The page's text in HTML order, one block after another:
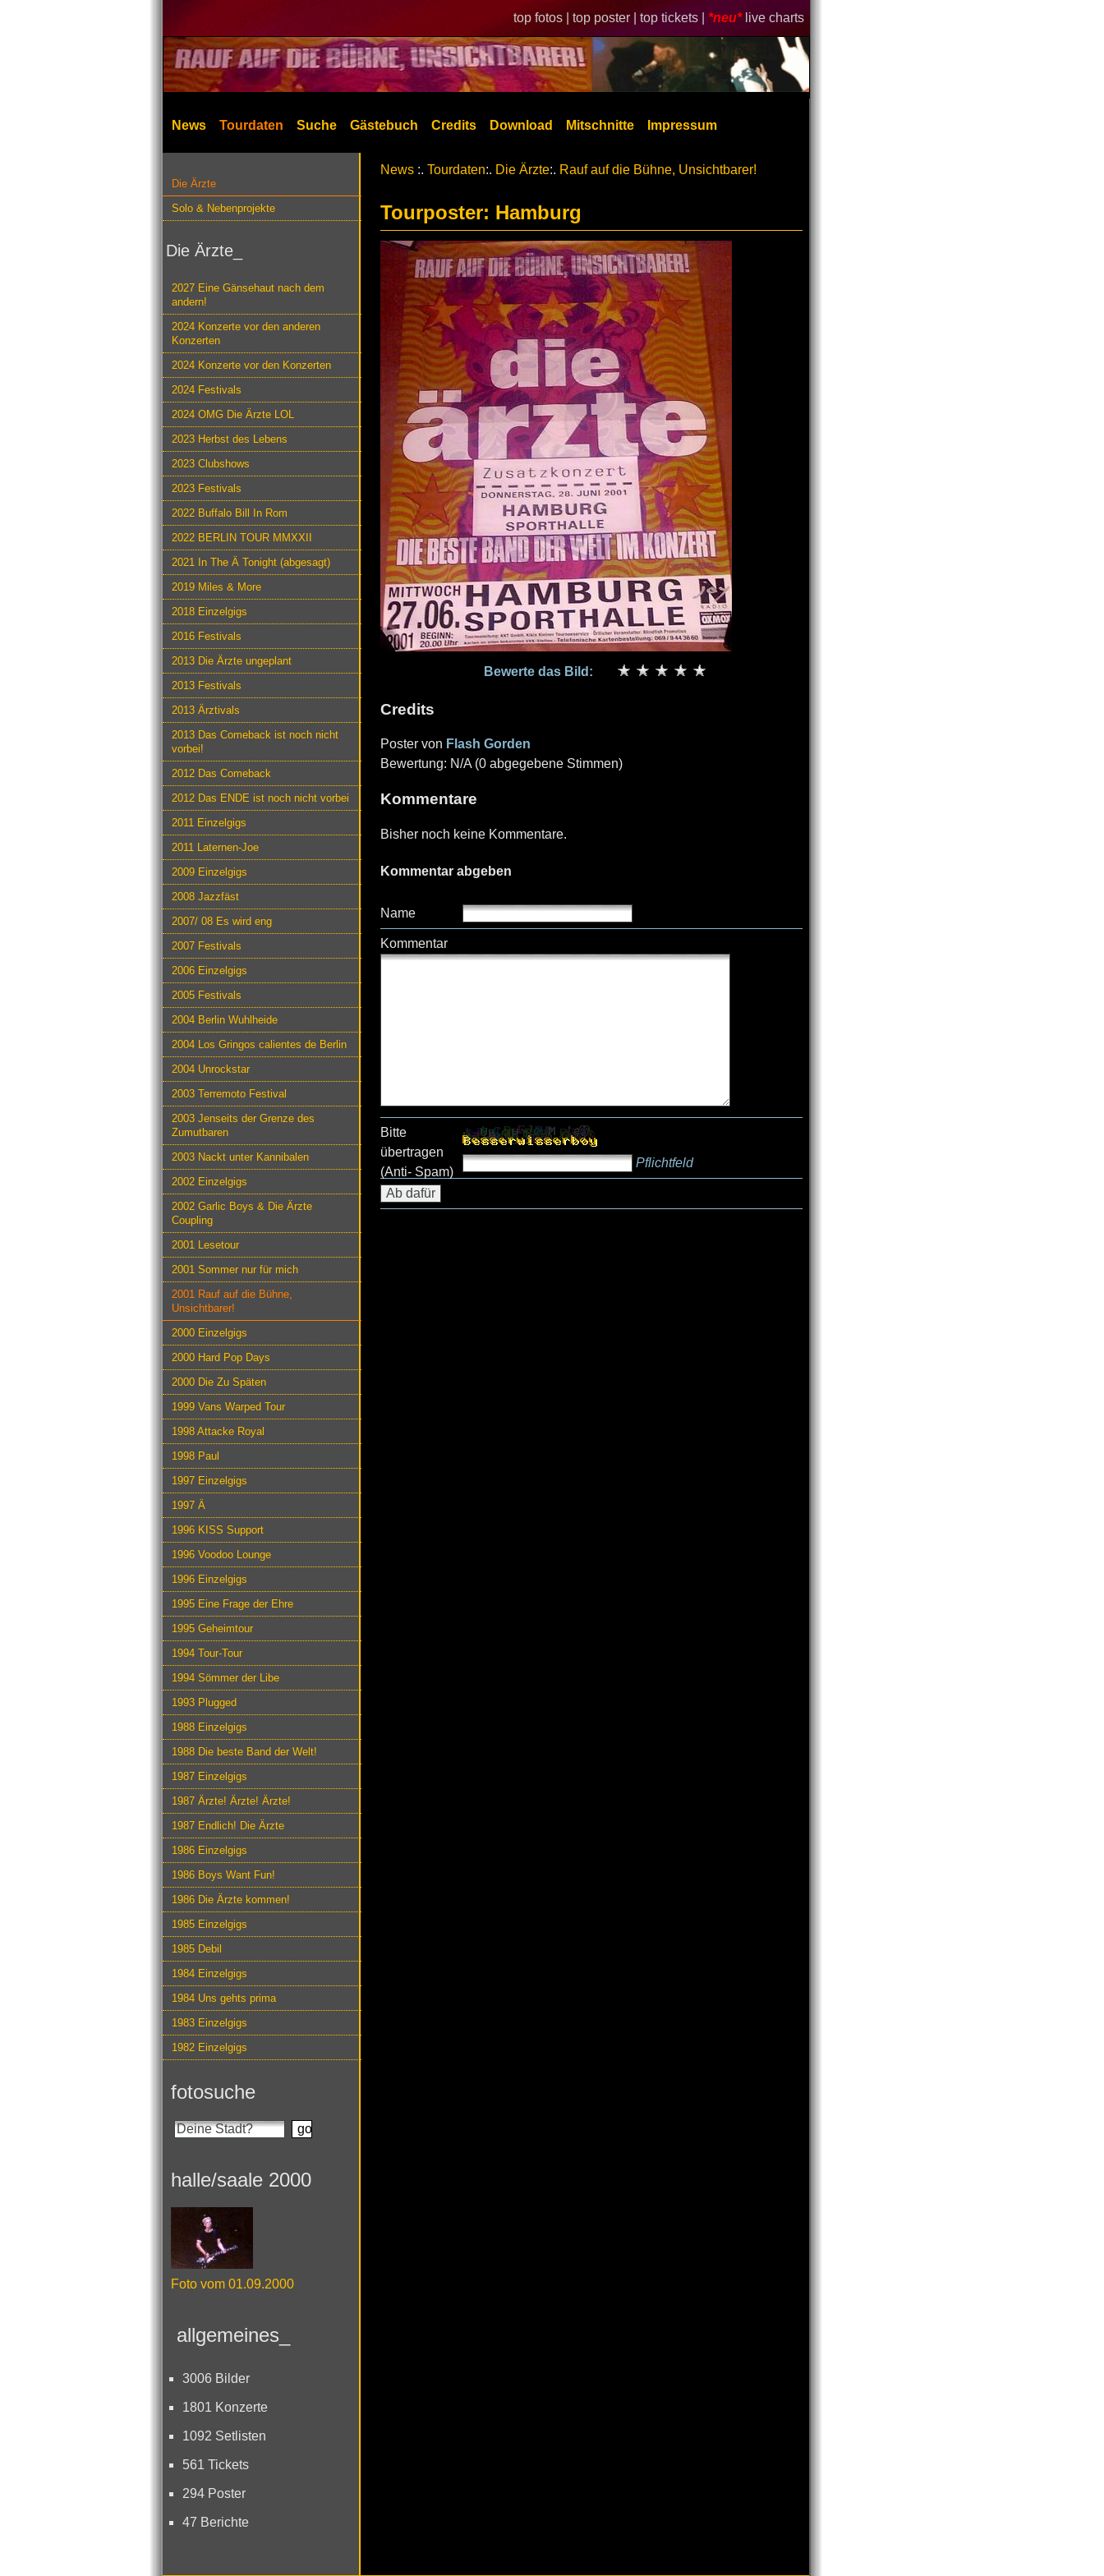
top fotos | top poster | top tickets | *neu* live charts
News Tourdaten Suche Gästebuch Credits Download Mitschnitte Impressum
Die Ärzte
Solo & Nebenprojekte
Die Ärzte_
2027 Eine Gänsehaut nach dem
andern!
2024 Konzerte vor den anderen
Konzerten
2024 Konzerte vor den Konzerten
2024 Festivals
2024 OMG Die Ärzte LOL
2023 Herbst des Lebens
2023 Clubshows
2023 Festivals
2022 Buffalo Bill In Rom
2022 BERLIN TOUR MMXXII
2021 In The Ä Tonight (abgesagt)
2019 Miles & More
2018 Einzelgigs
2016 Festivals
2013 Die Ärzte ungeplant
2013 Festivals
2013 Ärztivals
2013 Das Comeback ist noch nicht
vorbei!
2012 Das Comeback
2012 Das ENDE ist noch nicht vorbei
2011 Einzelgigs
2011 Laternen-Joe
2009 Einzelgigs
2008 Jazzfäst
2007/ 08 Es wird eng
2007 Festivals
2006 Einzelgigs
2005 Festivals
2004 Berlin Wuhlheide
2004 Los Gringos calientes de Berlin
2004 Unrockstar
2003 Terremoto Festival
2003 Jenseits der Grenze des
Zumutbaren
2003 Nackt unter Kannibalen
2002 Einzelgigs
2002 Garlic Boys & Die Ärzte
Coupling
2001 Lesetour
2001 Sommer nur für mich
2001 Rauf auf die Bühne,
Unsichtbarer!
2000 Einzelgigs
2000 Hard Pop Days
2000 Die Zu Späten
1999 Vans Warped Tour
1998 Attacke Royal
1998 Paul
1997 Einzelgigs
1997 Ä
1996 KISS Support
1996 Voodoo Lounge
1996 Einzelgigs
1995 Eine Frage der Ehre
1995 Geheimtour
1994 Tour-Tour
1994 Sömmer der Libe
1993 Plugged
1988 Einzelgigs
1988 Die beste Band der Welt!
1987 Einzelgigs
1987 Ärzte! Ärzte! Ärzte!
1987 Endlich! Die Ärzte
1986 Einzelgigs
1986 Boys Want Fun!
1986 Die Ärzte kommen!
1985 Einzelgigs
1985 Debil
1984 Einzelgigs
1984 Uns gehts prima
1983 Einzelgigs
1982 Einzelgigs
fotosuche
halle/saale 2000
Foto vom 01.09.2000
allgemeines_
3006 Bilder
1801 Konzerte
1092 Setlisten
561 Tickets
294 Poster
47 Berichte
News :. Tourdaten:. Die Ärzte:. Rauf auf die Bühne, Unsichtbarer!
Tourposter: Hamburg
Bewerte das Bild:
Credits
Poster von Flash Gorden
Bewertung: N/A (0 abgegebene Stimmen)
Kommentare
Bisher noch keine Kommentare.
Kommentar abgeben
Name
Kommentar
Bitte
übertragen
(Anti- Spam)
Pflichtfeld